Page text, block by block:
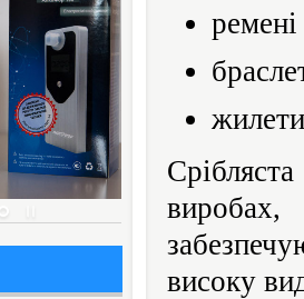
ремені
виробах,
високу